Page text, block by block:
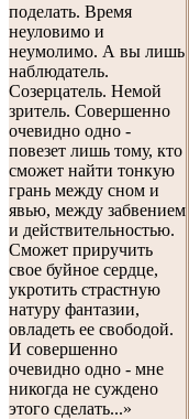
поделать. Время
неуловимо и
неумолимо. А вы лишь
наблюдатель.
Созерцатель. Немой
зритель. Совершенно
очевидно одно -
повезет лишь тому, кто
сможет найти тонкую
грань между сном и
явью, между забвением
и действительностью.
Сможет приручить
свое буйное сердце,
укротить страстную
натуру фантазии,
овладеть ее свободой.
И совершенно
очевидно одно - мне
никогда не суждено
этого сделать...»